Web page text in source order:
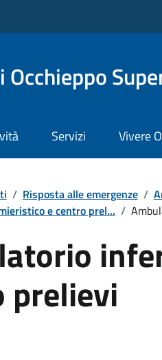
Occhieppo
Servizi Vivere
/ Risposta alle emergenze /
e centro prel... /
prelievi